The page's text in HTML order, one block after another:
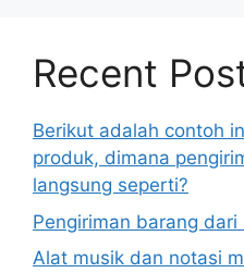
Recent
Berikut adalah contoh
produk, dimana
langsung seperti?
Pengiriman barang
Alat musik dan notasi